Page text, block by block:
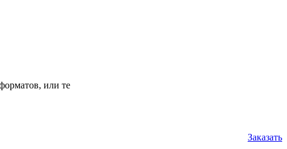
или те
Заказать